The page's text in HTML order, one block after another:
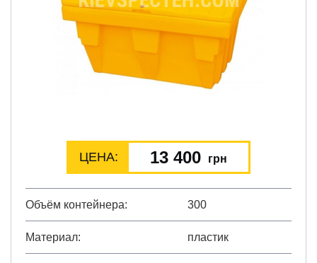
ЦЕНА: 13 400 грн
Объём контейнера 300
Материал пластик